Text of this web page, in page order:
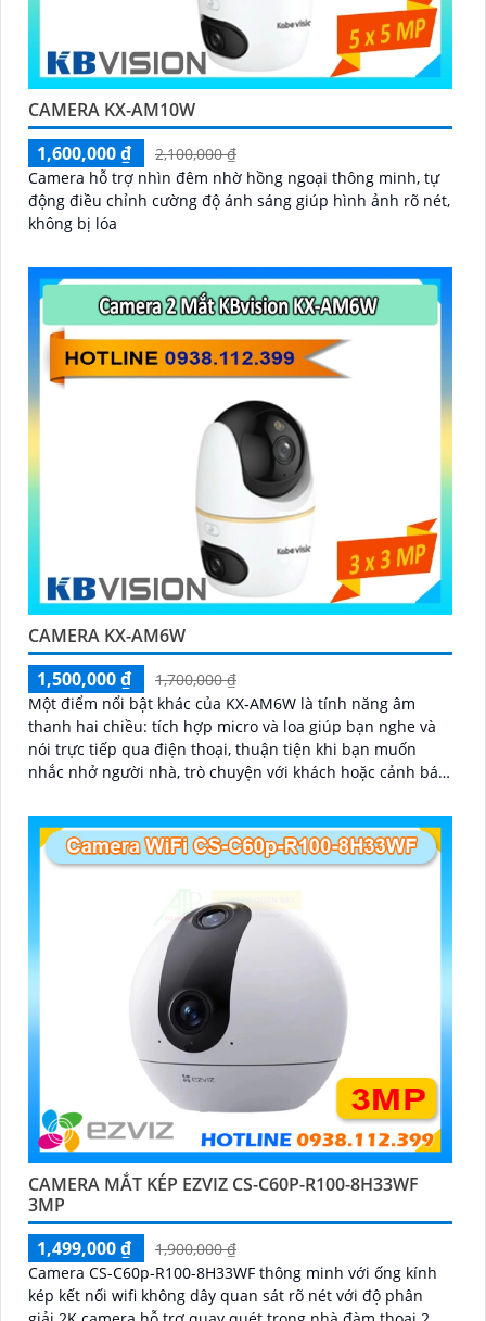
CAMERA KX-AM10W
1,600,000 ₫
2,100,000 ₫
Camera hỗ trợ nhìn đêm nhờ hồng ngoại thông minh, tự
động điều chỉnh cường độ ánh sáng giúp hình ảnh rõ nét,
không bị lóa
CAMERA KX-AM6W
1,500,000 ₫
1,700,000 ₫
Một điểm nổi bật khác của KX‑AM6W là tính năng âm
thanh hai chiều: tích hợp micro và loa giúp bạn nghe và
nói trực tiếp qua điện thoại, thuận tiện khi bạn muốn
nhắc nhở người nhà, trò chuyện với khách hoặc cảnh báo
nhanh chóng, đây thực sự là giải pháp giám sát thông
minh, gọn nhẹ mà vô cùng hiệu quả
CAMERA MẮT KÉP EZVIZ CS-C60P-R100-8H33WF
3MP
1,499,000 ₫
1,900,000 ₫
Camera CS-C60p-R100-8H33WF thông minh với ống kính
kép kết nối wifi không dây quan sát rõ nét với độ phân